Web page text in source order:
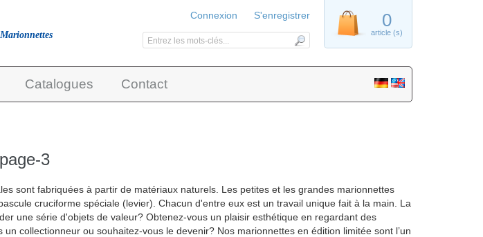
Catalogues Contact
3
sont fabriquées à partir de matériaux naturels. Les petites et les grandes marionnettes
cruciforme spéciale (levier). Chacun d'entre eux est un travail unique fait à la main. La
une série d'objets de valeur? Obtenez-vous un plaisir esthétique en regardant des
collectionneur ou souhaitez-vous le devenir? Nos marionnettes en édition limitée sont l’un
0
article (s)
Connexion S'enregistrer